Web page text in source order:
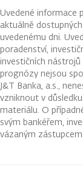
Uvedené informace
aktuálně
uvedenému dni.
poradenství,
investičních
prognózy nejsou
J&T Banka, a.s.,
vzniknout v
materiálu. O
svým bankéřem,
vázaným zástupcem.